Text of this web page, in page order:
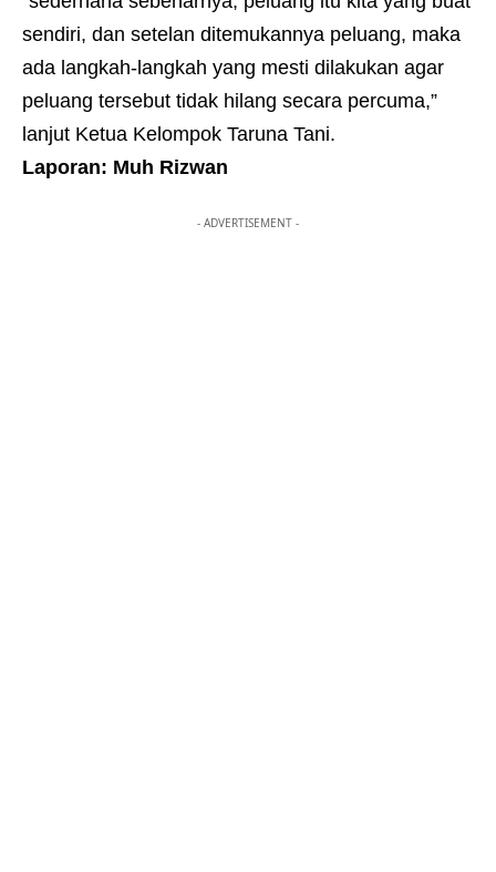
sendiri, dan setelan ditemukannya peluang, maka
ada langkah-langkah yang mesti dilakukan agar
peluang tersebut tidak hilang secara percuma,”
lanjut Ketua Kelompok Taruna Tani.
Laporan: Muh Rizwan
- ADVERTISEMENT -